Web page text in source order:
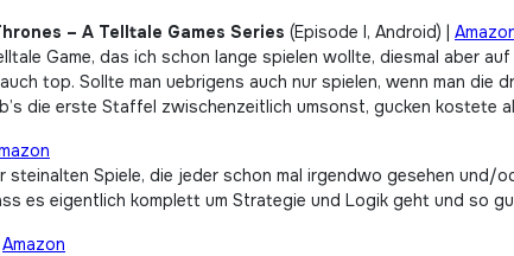
– A Telltale Games Series (Episode I, Android) |
Game, das ich schon lange spielen wollte, diesmal aber
top. Sollte man uebrigens auch nur spielen, wenn man die
die erste Staffel zwischenzeitlich umsonst, gucken kostete
steinalten Spiele, die jeder schon mal irgendwo gesehen und/
es eigentlich komplett um Strategie und Logik geht und so
Amazon